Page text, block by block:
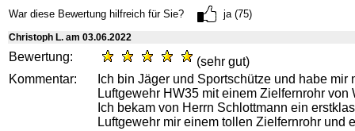
War diese Bewertung hilfreich für Sie? ja (75)
Christoph L. am 03.06.2022
Bewertung:
(sehr gut)
Kommentar:
Ich bin Jäger und Sportschütze und habe mir
Luftgewehr HW35 mit einem Zielfernrohr von
Ich bekam von Herrn Schlottmann ein
Luftgewehr mir einem tollen Zielfernrohr und